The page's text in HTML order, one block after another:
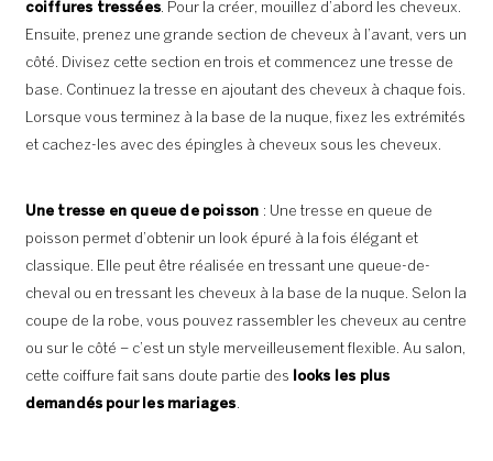
coiffures tressées. Pour la créer, mouillez d’abord les cheveux.
Ensuite, prenez une grande section de cheveux à l’avant, vers un
côté. Divisez cette section en trois et commencez une tresse de
base. Continuez la tresse en ajoutant des cheveux à chaque fois.
Lorsque vous terminez à la base de la nuque, fixez les extrémités
et cachez-les avec des épingles à cheveux sous les cheveux.
Une tresse en queue de poisson : Une tresse en queue de
poisson permet d’obtenir un look épuré à la fois élégant et
classique. Elle peut être réalisée en tressant une queue-de-
cheval ou en tressant les cheveux à la base de la nuque. Selon la
coupe de la robe, vous pouvez rassembler les cheveux au centre
ou sur le côté – c’est un style merveilleusement flexible. Au salon,
cette coiffure fait sans doute partie des
looks les plus
demandés pour les mariages.